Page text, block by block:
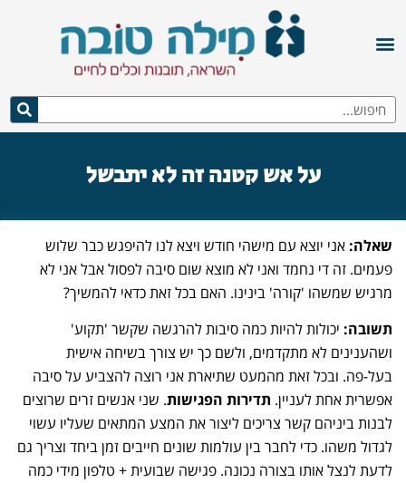
על אש קטנה זה לא יתבשל
שאלה: אני יוצא עם מישהי חודש ויצא לנו להיפגש כבר שלוש
פעמים. זה די נחמד ואני לא מוצא שום סיבה לפסול אבל אני לא
מרגיש שמשהו 'קורה' בינינו. האם בכל זאת כדאי להמשיך?
תשובה: יכולות להיות כמה סיבות להרגשה שקשר 'תקוע'
ושהענינים לא מתקדמים, ולשם כך יש צורך בשיחה אישית
בעל-פה. ובכל זאת מהמעט שתיארת אני רוצה להצביע על סיבה
אפשרית אחת לעניין. תדירות הפגישות. שני אנשים זרים שרוצים
לבנות ביניהם קשר צריכים ליצור את המצע המתאים שעליו עשוי
לגדול משהו. כדי לחבר בין עולמות שונים חייבים זמן ביחד וצריך גם
לדעת לנצל אותו בצורה נכונה. פגישה שבועית + טלפון מידי כמה